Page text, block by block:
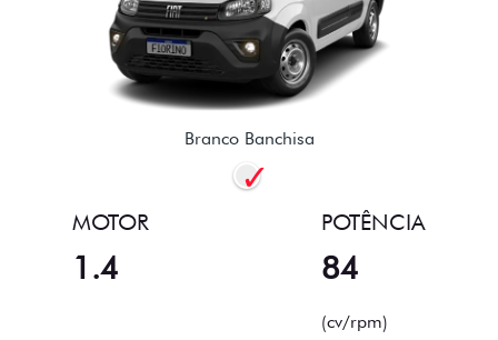
Branco Banchisa
MOTOR
1.4
POTÊNCIA
84
(cv/rpm)